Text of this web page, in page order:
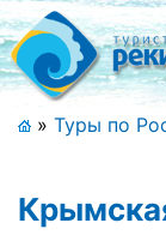
Меню
+7
Полная
» Туры по